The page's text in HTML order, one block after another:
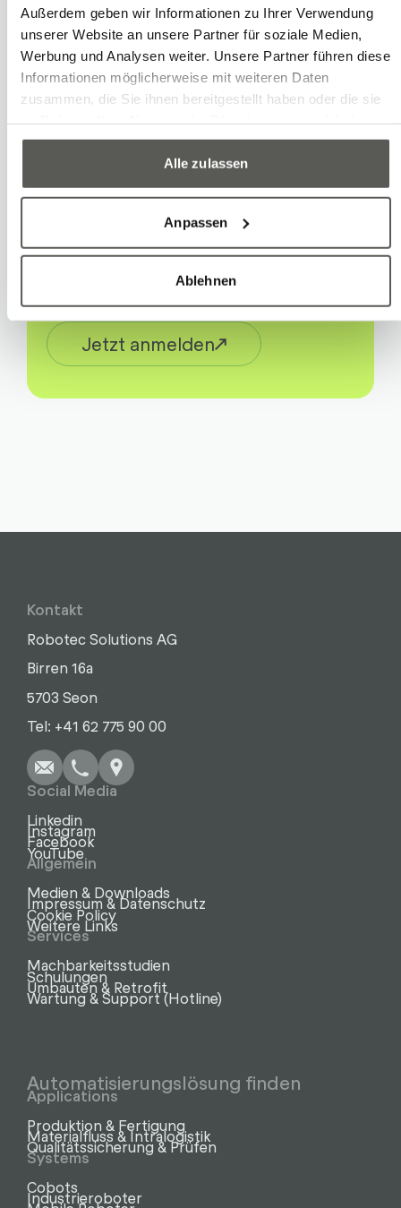
Außerdem geben wir Informationen zu Ihrer Verwendung
unserer Website an unsere Partner für soziale Medien,
Werbung und Analysen weiter. Unsere Partner führen diese
Informationen möglicherweise mit weiteren Daten
zusammen, die Sie ihnen bereitgestellt haben oder die sie
Alle zulassen
Anpassen
Ablehnen
Reise genommen hast!
Robotec Newsletter
Neue Cases, Expertenwissen und
Aktuelles von Robotec: Mit
unserem vierteljährlichen
Newsletter bleiben Sie auf dem
Jetzt anmelden
Kontakt
Robotec Solutions AG
Birren 16a
5703 Seon
Tel: +41 62 775 90 00
Kopieren
Anrufen Kopieren
Social Media
Linkedin
Instagram
Facebook
YouTube
Allgemein
Medien & Downloads
Impressum & Datenschutz
Cookie Policy
Weitere Links
Services
Machbarkeitsstudien
Schulungen
Umbauten & Retrofit
Wartung & Support (Hotline)
Automatisierungslösung finden
Applications
Produktion & Fertigung
Materialfluss & Intralogistik
Qualitätssicherung & Prüfen
Systems
Cobots
Industrieroboter